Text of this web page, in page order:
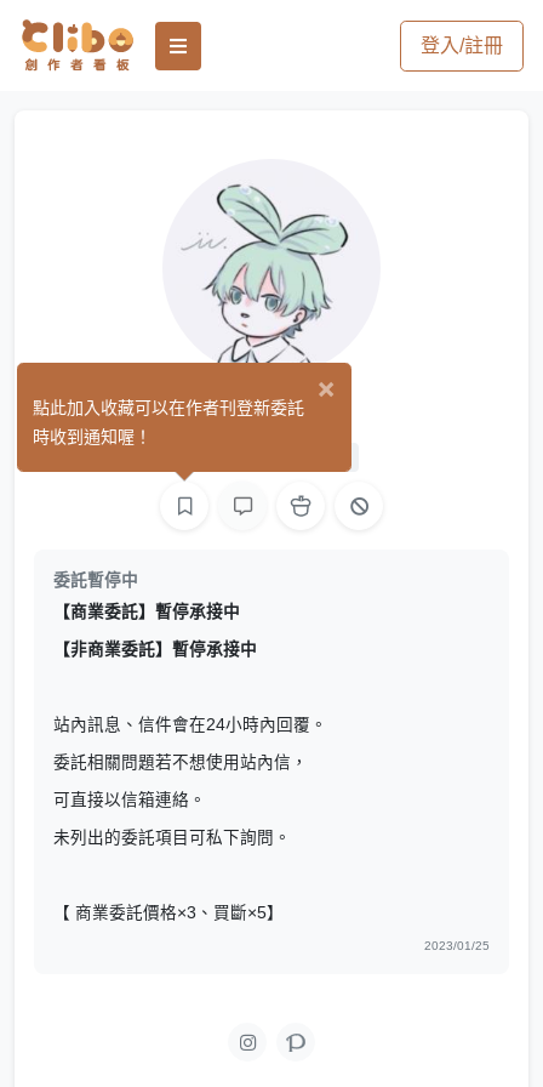
登入/註冊
Mori默里
委託暫停中
【商業委託】暫停承接中
【非商業委託】暫停承接中
站內訊息、信件會在24小時內回覆。
委託相關問題若不想使用站內信，
可直接以信箱連絡。
未列出的委託項目可私下詢問。
【 商業委託價格×3、買斷×5】
2023/01/25
×
點此加入收藏可以在作者刊登新委託
時收到通知喔！